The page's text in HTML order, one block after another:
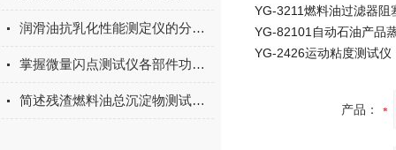
润滑油抗乳化性能测定仪的分级维护保养机制分享
掌握微量闪点测试仪各部件功能特点，操作更得心应手
简述残渣燃料油总沉淀物测试仪常见故障的高效应对方法
YG-2426运动粘度测试仪
产品：